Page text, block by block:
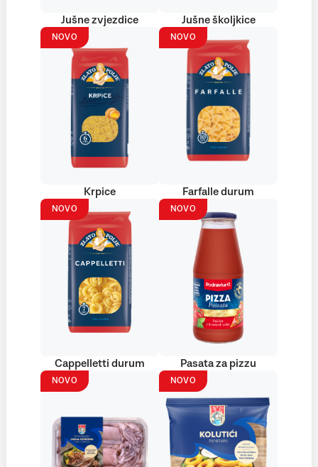
Jušne zvjezdice Jušne školjkice
NOVO
Krpice
NOVO
Farfalle durum
NOVO
Cappelletti durum
NOVO
Pasata za pizzu
NOVO NOVO